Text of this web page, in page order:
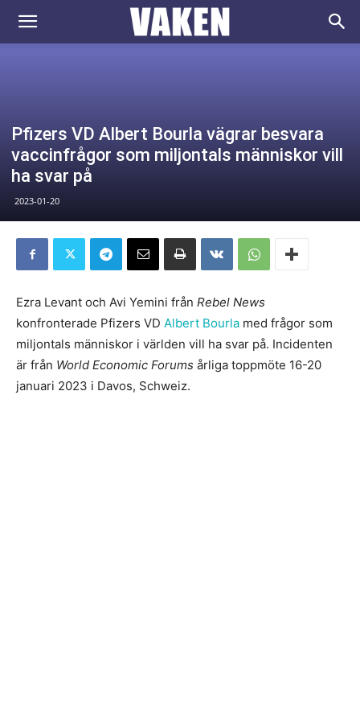
VAKEN.se
Pfizers VD Albert Bourla vägrar besvara
vaccinfrågor som miljontals människor vill
ha svar på
2023-01-20
Ezra Levant och Avi Yemini från Rebel News
konfronterade Pfizers VD Albert Bourla med frågor som
miljontals människor i världen vill ha svar på. Incidenten
är från World Economic Forums årliga toppmöte 16-20
januari 2023 i Davos, Schweiz.